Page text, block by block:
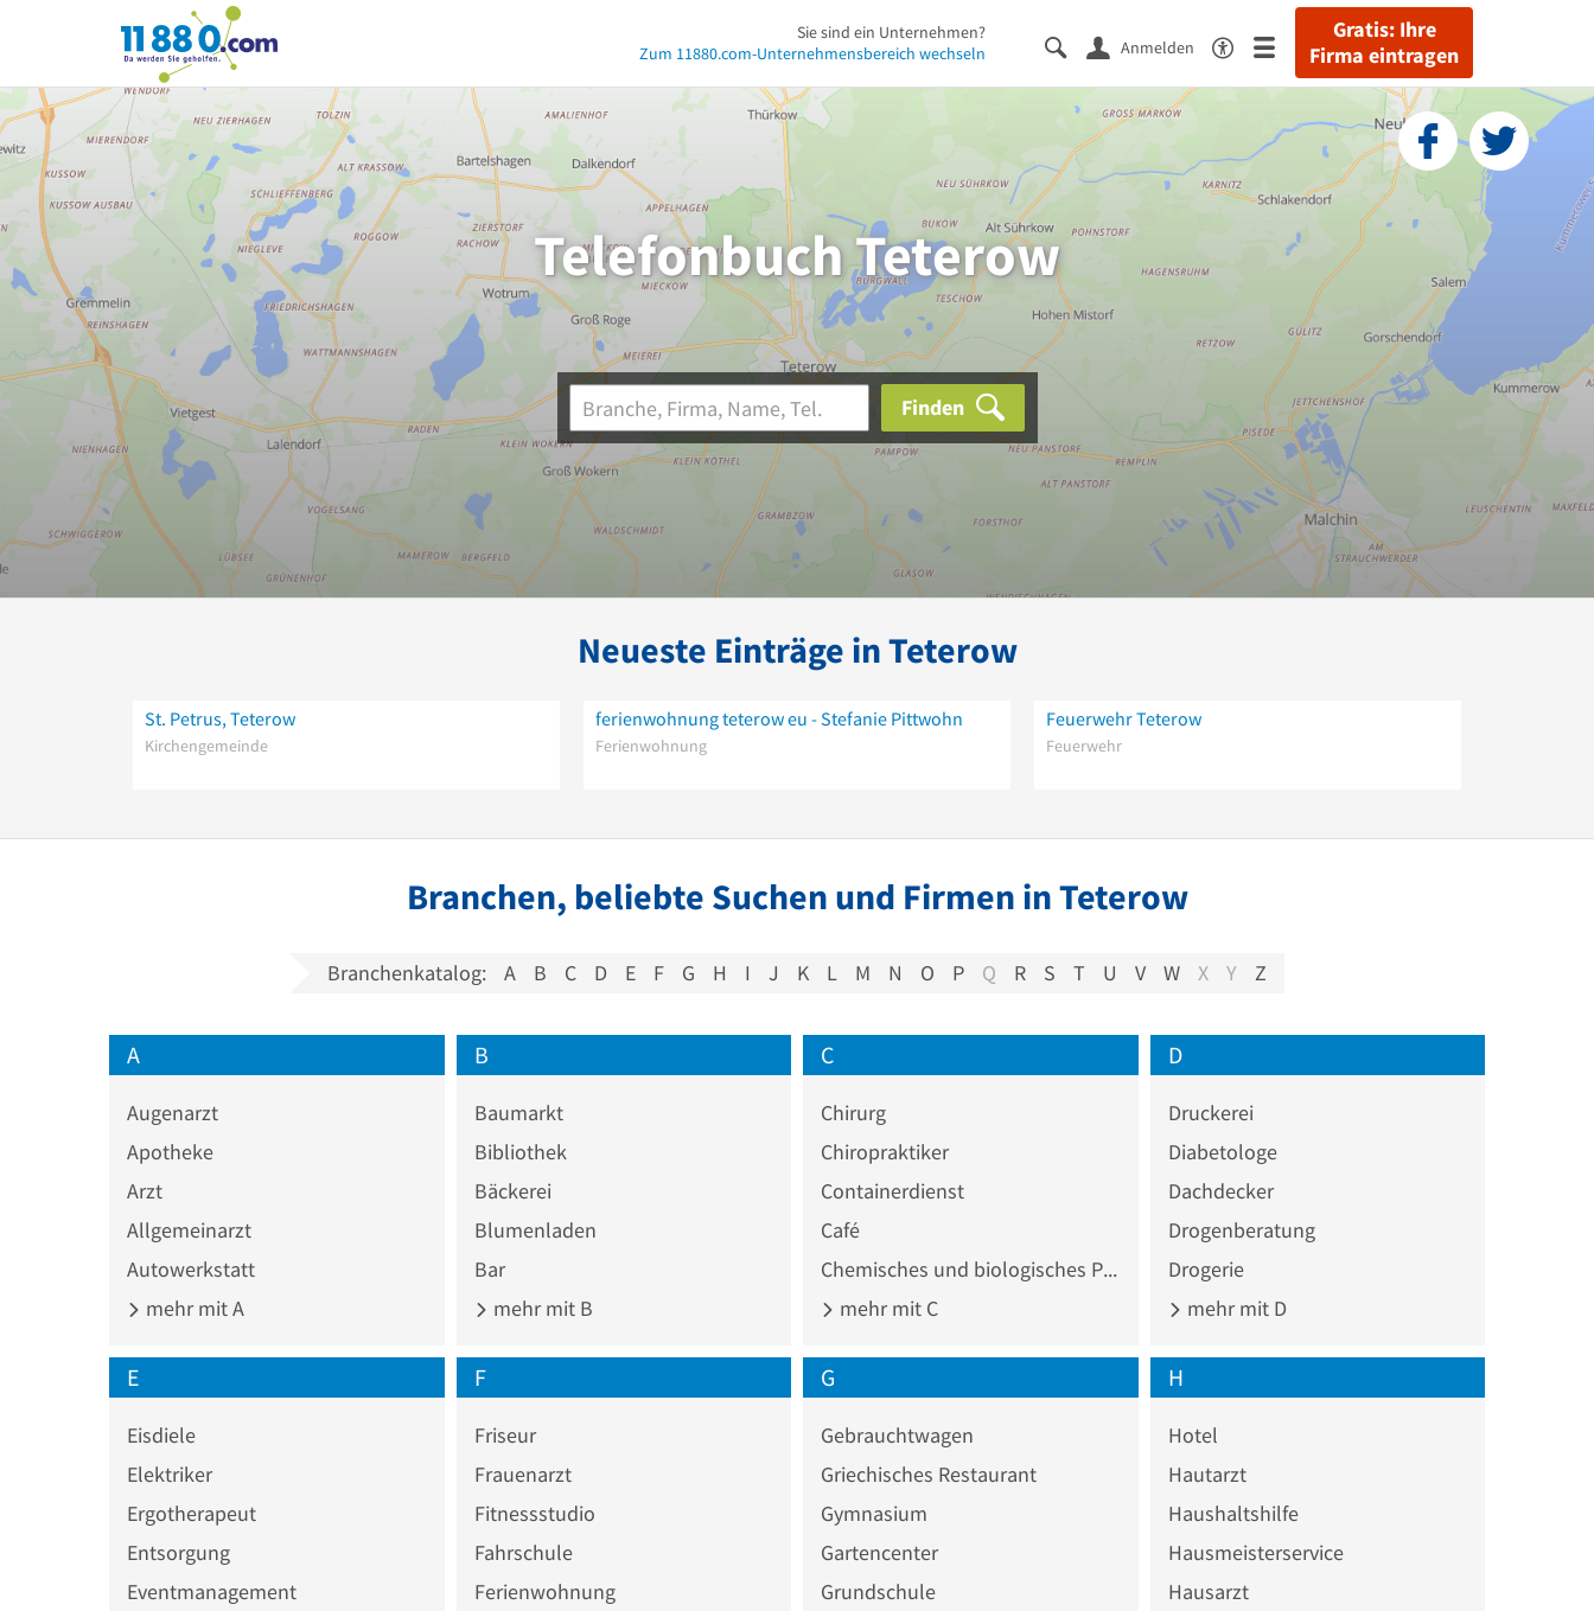
11880.com
Gratis: Ihre
Firma eintragen
Anmelden
Sie sind ein Unternehmen?
Zum 11880.com-Unternehmensbereich wechseln
Telefonbuch Teterow
Finden
Neueste Einträge in Teterow
St. Petrus, Teterow
Kirchengemeinde
ferienwohnung teterow eu - Stefanie Pittwohn
Ferienwohnung
Feuerwehr Teterow
Feuerwehr
Branchen, beliebte Suchen und Firmen in Teterow
Branchenkatalog: A B C D E F G H I J K L M N O P Q R S T U V W X Y Z
A
Augenarzt
Apotheke
Arzt
Allgemeinarzt
Autowerkstatt
mehr mit A
B
Baumarkt
Bibliothek
Bäckerei
Blumenladen
Bar
mehr mit B
C
Chirurg
Chiropraktiker
Containerdienst
Café
Chemisches und biologisches Präparat
mehr mit C
D
Druckerei
Diabetologe
Dachdecker
Drogenberatung
Drogerie
mehr mit D
E
Eisdiele
Elektriker
Ergotherapeut
Entsorgung
Eventmanagement
F
Friseur
Frauenarzt
Fitnessstudio
Fahrschule
Ferienwohnung
G
Gebrauchtwagen
Griechisches Restaurant
Gymnasium
Gartencenter
Grundschule
H
Hotel
Hautarzt
Haushaltshilfe
Hausmeisterservice
Hausarzt